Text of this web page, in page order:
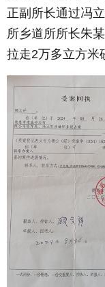
正副所长通过冯
所乡道所所长朱
拉走2万多立方米